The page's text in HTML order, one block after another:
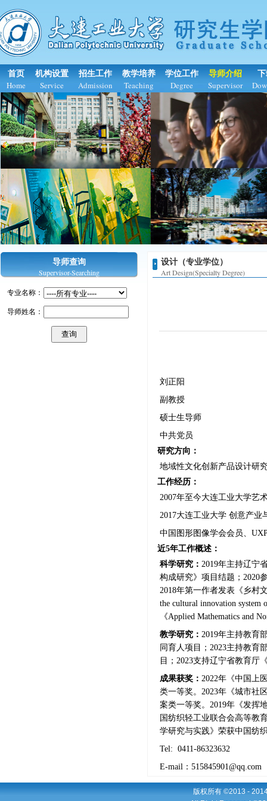
首页
Home
机构设置
Service
招生工作
Admission
教学培养
Teaching
学位工作
Degree
导师介绍
Supervisor
导师查询
Supervisor-Searching
专业名称：
导师姓名：
设计（专业学位）
Art Design(Specialty Degree)
刘正阳
副教授
硕士生导师
中共党员
研究方向：
地域性文化创新产品设计研
工作经历：
2007年至今大连工业大学艺
2017大连工业大学 创意产业
中国图形图像学会会员、
近5年工作概述：
科学研究： 2019年主持辽宁
构成研究》项目结题； 2020
2018年第一作者发表《乡村
the cultural innovation system
《Applied Mathematics and
教学研究： 2019年主持教育
同育人项目；2023主持教育
目；2023支持辽宁省教育厅
成果获奖： 2022年《中国上
类一等奖。2023年《城市社
案类一等奖。2019年《发挥
国纺织轻工业联合会高等教
学研究与实践》荣获中国纺
Tel: 0411-86323632
E-mail：515845901@qq.com
版权所有 ©2013 -